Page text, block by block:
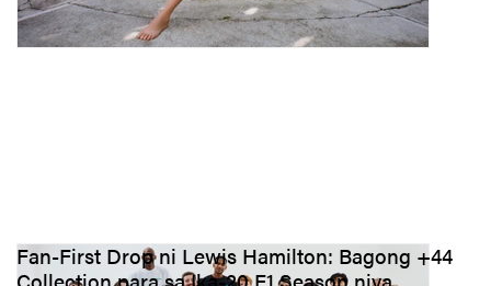
Fan-First Drop ni Lewis Hamilton: Bagong +44